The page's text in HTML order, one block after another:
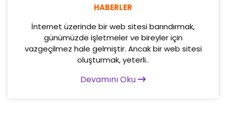
HABERLER
İnternet üzerinde bir web sitesi barındırmak,
günümüzde işletmeler ve bireyler için
vazgeçilmez hale gelmiştir. Ancak bir web sitesi
oluşturmak, yeterli..
Devamını Oku